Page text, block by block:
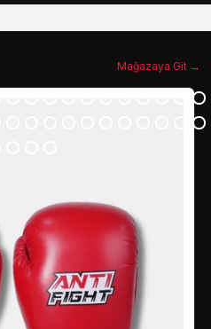
Mağazaya Git →